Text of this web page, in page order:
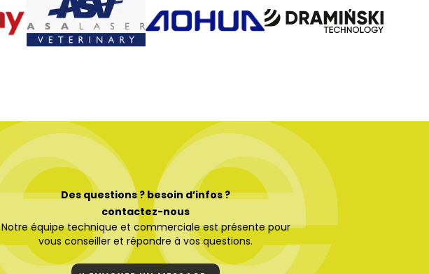
Des questions ? besoin d’infos ?
contactez-nous
Notre équipe technique et commerciale est présente pour
vous conseiller et répondre à vos questions.